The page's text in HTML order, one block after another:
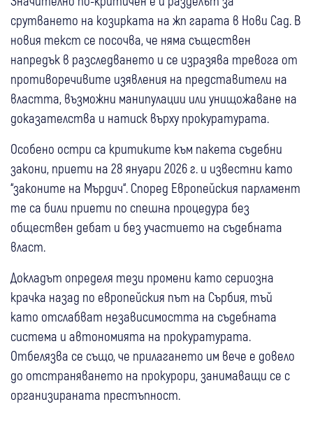
срутването на козирката на жп гарата в Нови Сад. В
новия текст се посочва, че няма съществен
напредък в разследването и се изразява тревога от
противоречивите изявления на представители на
властта, възможни манипулации или унищожаване на
доказателства и натиск върху прокуратурата.
Особено остри са критиките към пакета съдебни
закони, приети на 28 януари 2026 г. и известни като
“законите на Мърдич“. Според Европейския парламент
те са били приети по спешна процедура без
обществен дебат и без участието на съдебната
власт.
Докладът определя тези промени като сериозна
крачка назад по европейския път на Сърбия, тъй
като отслабват независимостта на съдебната
система и автономията на прокуратурата.
Отбелязва се също, че прилагането им вече е довело
до отстраняването на прокурори, занимаващи се с
организираната престъпност.